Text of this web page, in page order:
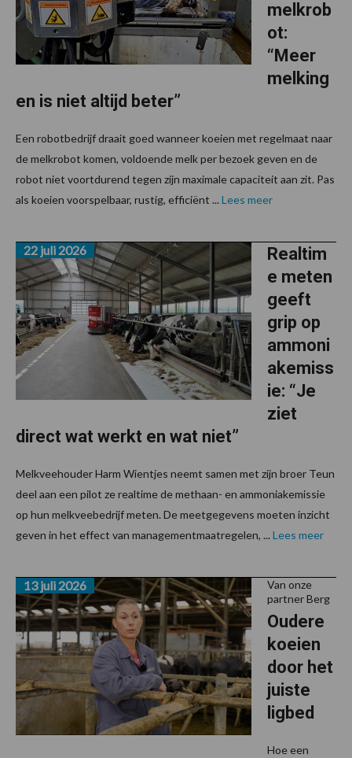
melkrob
ot:
“Meer
melking
en is niet altijd beter”
Een robotbedrijf draait goed wanneer koeien met regelmaat naar
de melkrobot komen, voldoende melk per bezoek geven en de
robot niet voortdurend tegen zijn maximale capaciteit aan zit. Pas
als koeien voorspelbaar, rustig, efficiënt ... Lees meer
Realtim
e meten
geeft
grip op
ammoni
akemiss
ie: “Je
ziet
direct wat werkt en wat niet”
22 juli 2026
Melkveehouder Harm Wientjes neemt samen met zijn broer Teun
deel aan een pilot ze realtime de methaan- en ammoniakemissie
op hun melkveebedrijf meten. De meetgegevens moeten inzicht
geven in het effect van managementmaatregelen, ... Lees meer
Van onze
partner Berg
Oudere
koeien
door het
juiste
ligbed
13 juli 2026
Hoe een